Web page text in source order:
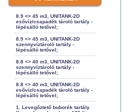
8.9 <> 45 m3, UNITANK-2D
esővíz/csapadék tároló tartály -
lépésálló tetővel;
8.9 <> 45 m3, UNITANK-2D
szennyvíztároló tartály -
lépésálló tetővel;
8.8 <> 40 m3, UNITANK-2D
szennyvíztároló tartály -
lépésálló tetővel;
8.8 <> 40 m3, UNITANK-2D
esővíz/csapadék tároló tartály -
lépésálló tetővel;
1. Levegőztető buborék tartály